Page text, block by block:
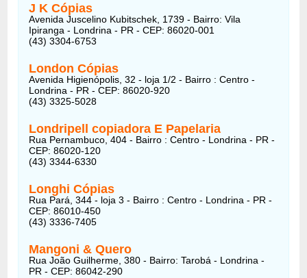
J K Cópias
Avenida Juscelino Kubitschek, 1739 - Bairro: Vila
Ipiranga - Londrina - PR - CEP: 86020-001
(43) 3304-6753
London Cópias
Avenida Higienópolis, 32 - loja 1/2 - Bairro : Centro -
Londrina - PR - CEP: 86020-920
(43) 3325-5028
Londripell copiadora E Papelaria
Rua Pernambuco, 404 - Bairro : Centro - Londrina - PR -
CEP: 86020-120
(43) 3344-6330
Longhi Cópias
Rua Pará, 344 - loja 3 - Bairro : Centro - Londrina - PR -
CEP: 86010-450
(43) 3336-7405
Mangoni & Quero
Rua João Guilherme, 380 - Bairro: Tarobá - Londrina -
PR - CEP: 86042-290